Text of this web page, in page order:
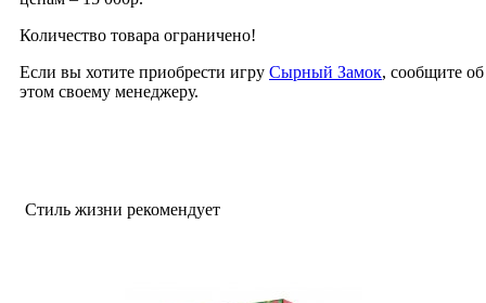
Количество товара ограничено!
Если вы хотите приобрести игру Сырный Замок, сообщите об
этом своему менеджеру.
Стиль жизни рекомендует